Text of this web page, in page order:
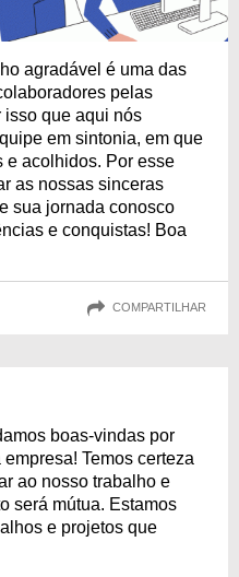
agradável é uma das
pelas
isso que aqui nós
em sintonia, em que
e acolhidos. Por esse
as nossas sinceras
sua jornada conosco
e conquistas! Boa
COMPARTILHAR
boas-vindas por
Temos certeza
ao nosso trabalho e
será mútua. Estamos
e projetos que